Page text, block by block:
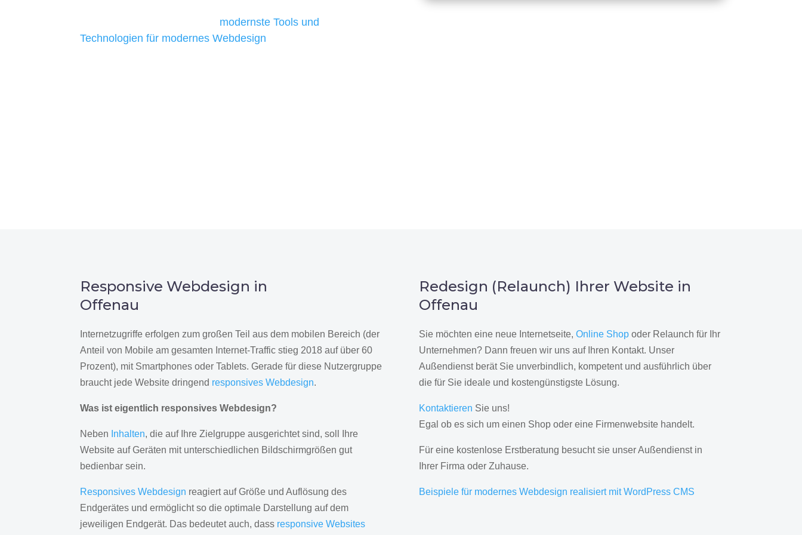
modernste Tools und
Technologien für modernes Webdesign
Responsive Webdesign in
Offenau
Internetzugriffe erfolgen zum großen Teil aus dem mobilen Bereich (der
Anteil von Mobile am gesamten Internet-Traffic stieg 2018 auf über 60
Prozent), mit Smartphones oder Tablets. Gerade für diese Nutzergruppe
braucht jede Website dringend responsives Webdesign.
Was ist eigentlich responsives Webdesign?
Neben Inhalten, die auf Ihre Zielgruppe ausgerichtet sind, soll Ihre
Website auf Geräten mit unterschiedlichen Bildschirmgrößen gut
bedienbar sein.
Responsives Webdesign reagiert auf Größe und Auflösung des
Endgerätes und ermöglicht so die optimale Darstellung auf dem
jeweiligen Endgerät. Das bedeutet auch, dass responsive Websites
Redesign (Relaunch) Ihrer Website in
Offenau
Sie möchten eine neue Internetseite, Online Shopoder Relaunch für Ihr
Unternehmen? Dann freuen wir uns auf Ihren Kontakt. Unser
Außendienst berät Sie unverbindlich, kompetent und ausführlich über
die für Sie ideale und kostengünstigste Lösung.
Kontaktieren Sie uns!
Egal ob es sich um einen Shop oder eine Firmenwebsite handelt.
Für eine kostenlose Erstberatung besucht sie unser Außendienst in
Ihrer Firma oder Zuhause.
Beispiele für modernes Webdesign realisiert mit WordPress CMS